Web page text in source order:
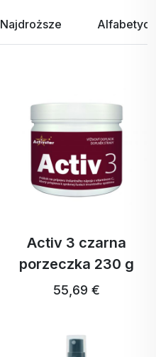
Najdroższe
Activ 3 czarna
porzeczka 230 g
55,69 €